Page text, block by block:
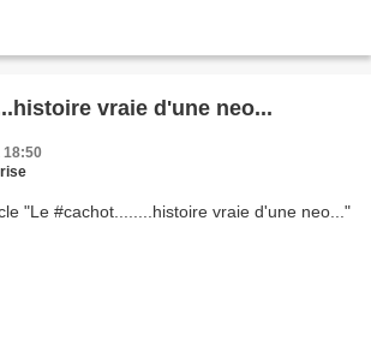
vraie d'une neo...
18:50